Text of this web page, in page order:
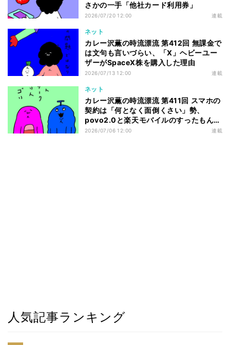
さかの一手「他社カード利用券」
2026/07/20 12:00 連載
ネット
カレー沢薫の時流漂流 第412回 無課金で
は文句も言いづらい、「X」ヘビーユー
ザーがSpaceX株を購入した理由
2026/07/13 12:00 連載
ネット
カレー沢薫の時流漂流 第411回 スマホの
契約は「何となく面倒くさい」勢、
povo2.0と楽天モバイルのすったもんだ
を眺める
2026/07/06 12:00 連載
人気記事ランキング